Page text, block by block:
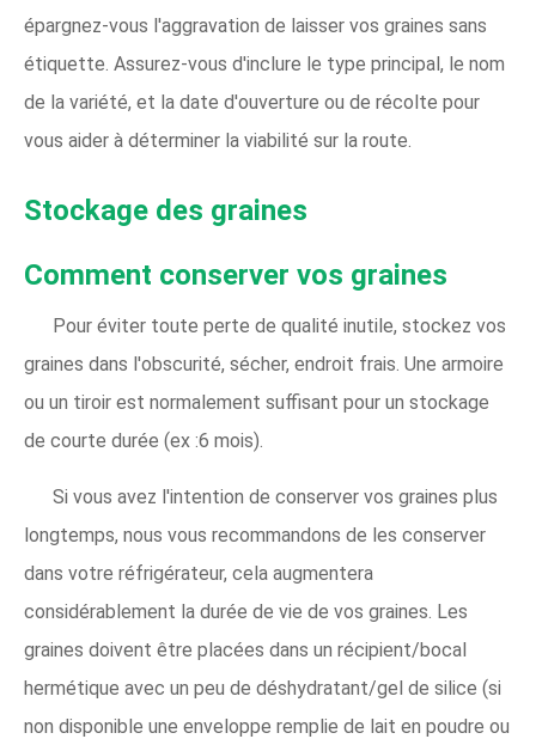
épargnez-vous l'aggravation de laisser vos graines sans
étiquette. Assurez-vous d'inclure le type principal, le nom
de la variété, et la date d'ouverture ou de récolte pour
vous aider à déterminer la viabilité sur la route.
Stockage des graines
Comment conserver vos graines
Pour éviter toute perte de qualité inutile, stockez vos
graines dans l'obscurité, sécher, endroit frais. Une armoire
ou un tiroir est normalement suffisant pour un stockage
de courte durée (ex :6 mois).
Si vous avez l'intention de conserver vos graines plus
longtemps, nous vous recommandons de les conserver
dans votre réfrigérateur, cela augmentera
considérablement la durée de vie de vos graines. Les
graines doivent être placées dans un récipient/bocal
hermétique avec un peu de déshydratant/gel de silice (si
non disponible une enveloppe remplie de lait en poudre ou